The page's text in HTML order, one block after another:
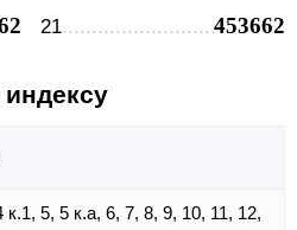
21 453662
к.1, 5, 5 к.а, 6, 7, 8, 9, 10, 11, 12,